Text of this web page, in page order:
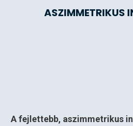
ASZIMMETRIKUS
A fejlettebb, aszimmetrikus